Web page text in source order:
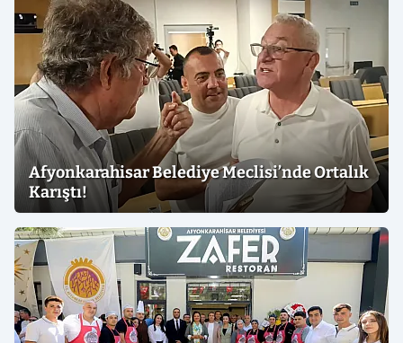
Afyonkarahisar Belediye Meclisi’nde Ortalık
Karıştı!